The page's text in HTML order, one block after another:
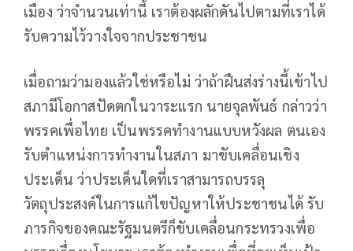
เมือง ว่าจำนวนเท่านี้ เราต้องผลักดันไปตามที่เราได้
รับความไว้วางใจจากประชาชน
เมื่อถามว่ามองแล้วใช่หรือไม่ ว่าถ้าฝืนส่งร่างนี้เข้าไป
สภามีโอกาสปัดตกในวาระแรก นายจุลพันธ์ กล่าวว่า
พรรคเพื่อไทย เป็นพรรคทำงานแบบหวังผล ตนเอง
รับตำแหน่งการทำงานในสภา มาขับเคลื่อนเชิง
ประเด็น ว่าประเด็นใดที่เราสามารถบรรลุ
วัตถุประสงค์ในการแก้ไขปัญหาให้ประชาชนได้ รับ
ภารกิจของคณะรัฐมนตรีก็ขับเคลื่อนกระทรวงเพื่อ